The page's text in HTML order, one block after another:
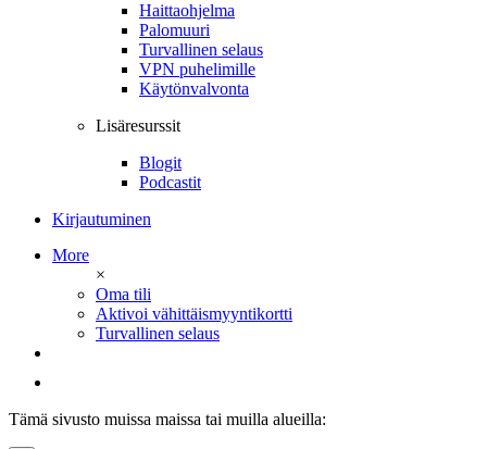
Haittaohjelma
Palomuuri
Turvallinen selaus
VPN puhelimille
Käytönvalvonta
Lisäresurssit
Blogit
Podcastit
Kirjautuminen
More
×
Oma tili
Aktivoi vähittäismyyntikortti
Turvallinen selaus
Tämä sivusto muissa maissa tai muilla alueilla: